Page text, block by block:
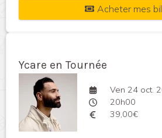
Acheter mes
Ycare en Tournée
Ven 24 oct.
20h00
39,00€